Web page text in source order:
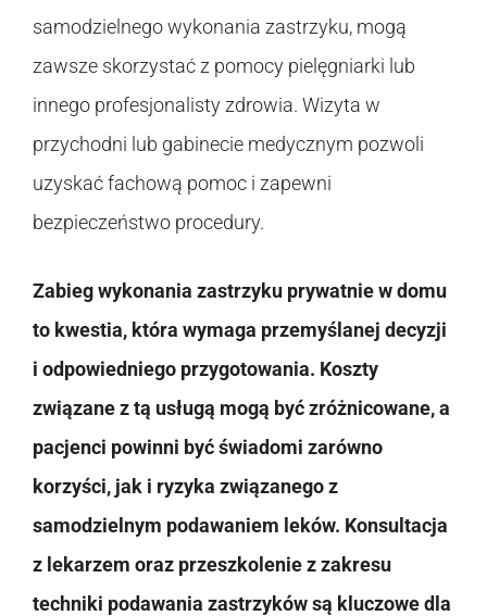
samodzielnego wykonania zastrzyku, mogą
zawsze skorzystać z pomocy pielęgniarki lub
innego profesjonalisty zdrowia. Wizyta w
przychodni lub gabinecie medycznym pozwoli
uzyskać fachową pomoc i zapewni
bezpieczeństwo procedury.
Zabieg wykonania zastrzyku prywatnie w domu
to kwestia, która wymaga przemyślanej decyzji
i odpowiedniego przygotowania. Koszty
związane z tą usługą mogą być zróżnicowane, a
pacjenci powinni być świadomi zarówno
korzyści, jak i ryzyka związanego z
samodzielnym podawaniem leków. Konsultacja
z lekarzem oraz przeszkolenie z zakresu
techniki podawania zastrzyków są kluczowe dla